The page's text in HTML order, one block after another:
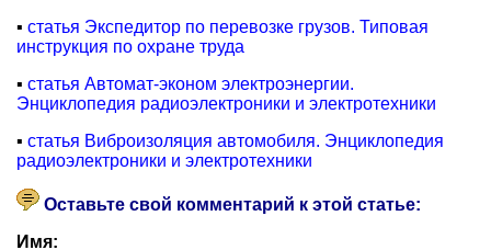
▪ статья Экспедитор по перевозке грузов. Типовая
инструкция по охране труда
▪ статья Автомат-эконом электроэнергии.
Энциклопедия радиоэлектроники и электротехники
▪ статья Виброизоляция автомобиля. Энциклопедия
радиоэлектроники и электротехники
Оставьте свой комментарий к этой статье:
Имя: